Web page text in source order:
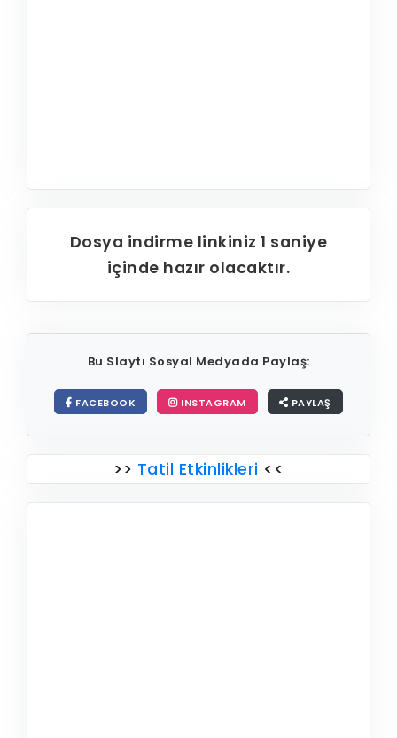
Dosya indirme linkiniz1 saniye
içinde hazır olacaktır.
Bu Slaytı Sosyal Medyada Paylaş:
FACEBOOK INSTAGRAM PAYLAŞ
>> Tatil Etkinlikleri <<